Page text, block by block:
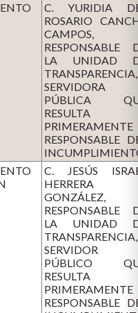
C. YURIDIA
ROSARIO
CAMPOS,
RESPONSABLE
LA UNIDAD
TRANSPARENCIA,
SERVIDORA
PÚBLICA
RESULTA
PRIMERAMENTE
RESPONSABLE
C. JESÚS
HERRERA
GONZÁLEZ,
RESPONSABLE
LA UNIDAD
TRANSPARENCIA,
SERVIDOR
PÚBLICO
RESULTA
PRIMERAMENTE
RESPONSABLE